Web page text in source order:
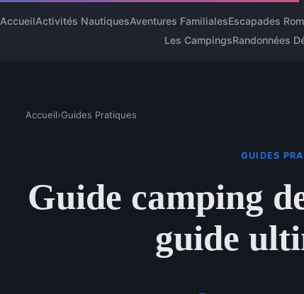
AccueilActivités NautiquesAventures FamilialesEscapades
Les CampingsRandonnées
Accueil›Guides Pratiques
GUIDES
Guide camping
guide